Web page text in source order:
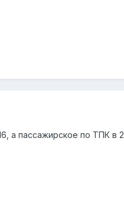
а пассажирское по ТПК в